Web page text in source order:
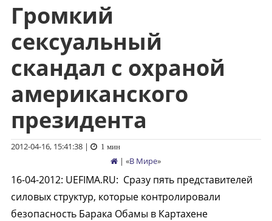
Перейти
содержимому
Громкий
сексуальный
скандал с охраной
американского
президента
2012-04-16, 15:41:38| 1 мин
| «В Мире»
16-04-2012: UEFIMA.RU: Сразу пять представителей
силовых структур, которые контролировали
безопасность Барака Обамы в Картахене